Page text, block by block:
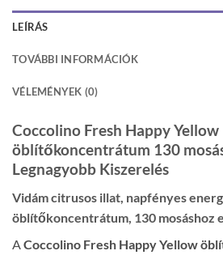
LEÍRÁS
TOVÁBBI INFORMÁCIÓK
VÉLEMÉNYEK (0)
Coccolino Fresh Happy Yellow
öblítőkoncentrátum 130
Legnagyobb Kiszerelés
Vidám citrusos illat, napfényes
öblítőkoncentrátum, 130 mosáshoz
A Coccolino Fresh Happy Yellow